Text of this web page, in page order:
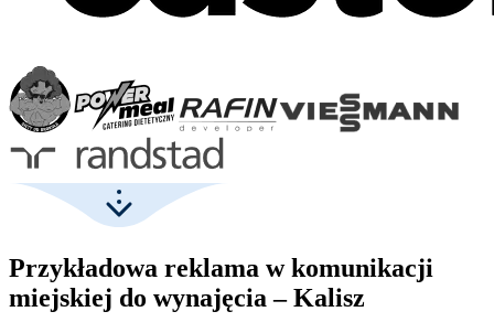
Przykładowa reklama w komunikacji
miejskiej do wynajęcia – Kalisz